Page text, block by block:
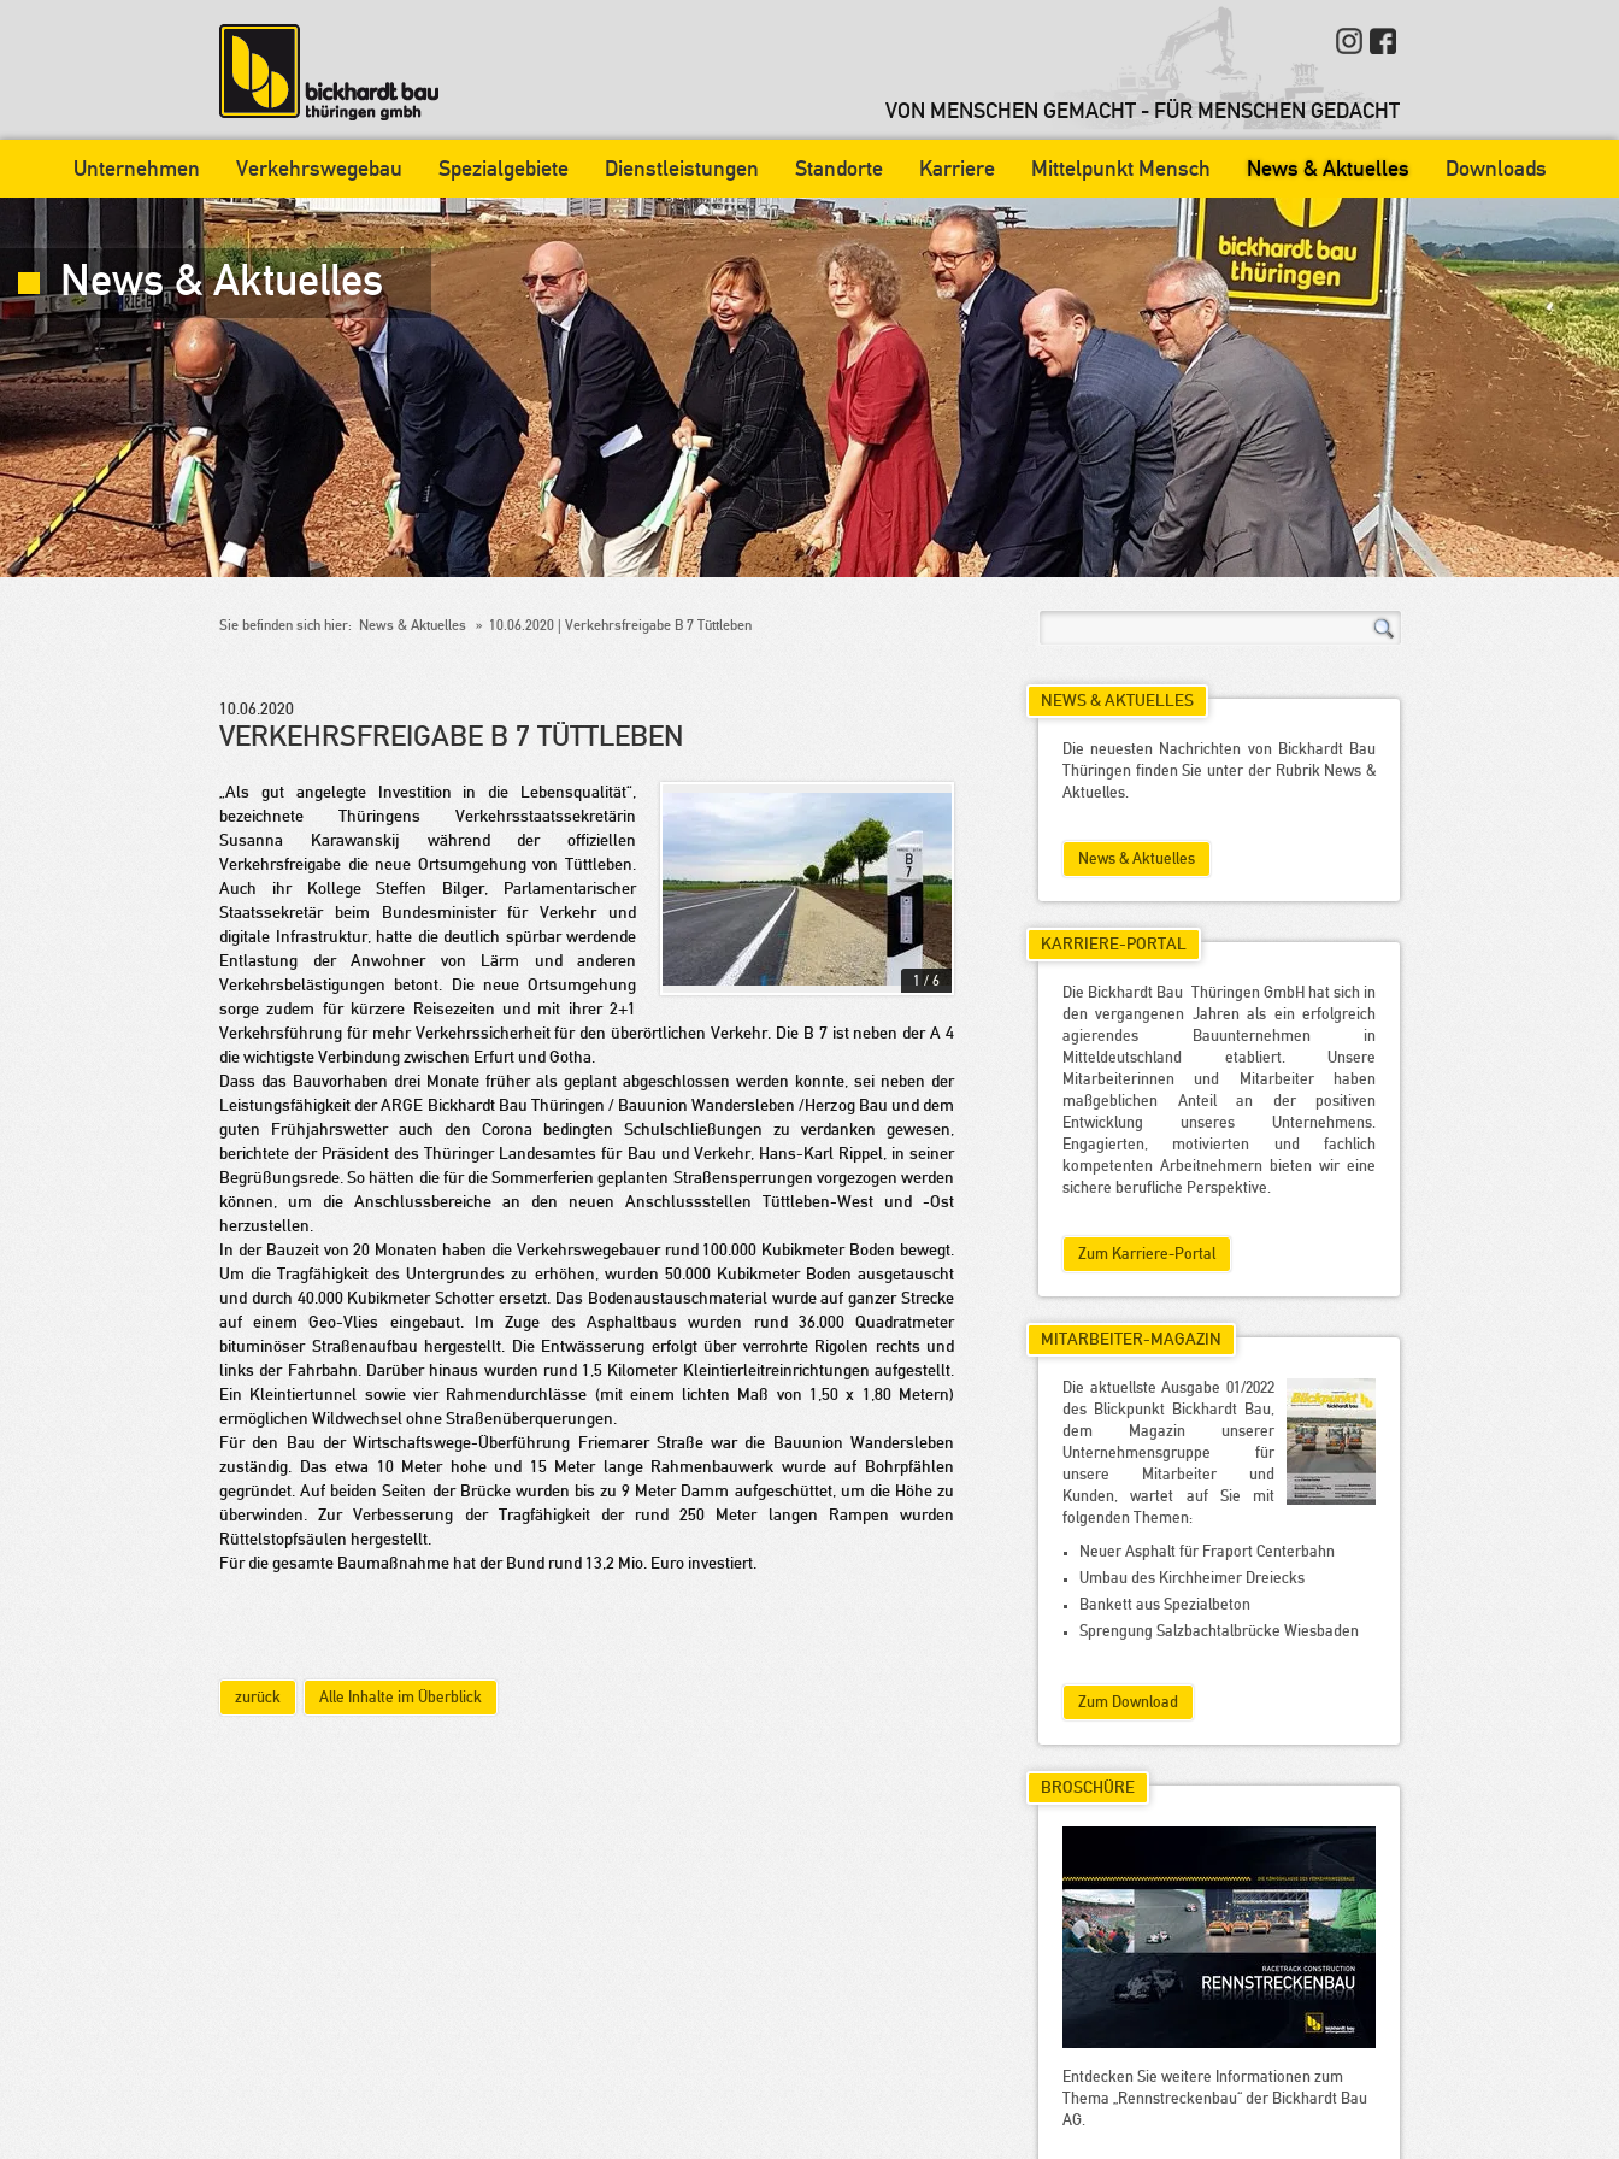
VON MENSCHEN GEMACHT - FÜR MENSCHEN GEDACHT
Unternehmen Verkehrswegebau Spezialgebiete Dienstleistungen Standorte Karriere Mittelpunkt Mensch News & Aktuelles Downloads
News & Aktuelles
Sie befinden sich hier: News & Aktuelles 10.06.2020 | Verkehrsfreigabe B 7 Tüttleben
10.06.2020
VERKEHRSFREIGABE B 7 TÜTTLEBEN
1 / 6
„Als gut angelegte Investition in die Lebensqualität“,
bezeichnete Thüringens Verkehrsstaatssekretärin
Susanna Karawanskij während der offiziellen
Verkehrsfreigabe die neue Ortsumgehung von Tüttleben.
Auch ihr Kollege Steffen Bilger, Parlamentarischer
Staatssekretär beim Bundesminister für Verkehr und
digitale Infrastruktur, hatte die deutlich spürbar werdende
Entlastung der Anwohner von Lärm und anderen
Verkehrsbelästigungen betont. Die neue Ortsumgehung
sorge zudem für kürzere Reisezeiten und mit ihrer 2+1
Verkehrsführung für mehr Verkehrssicherheit für den überörtlichen Verkehr. Die B 7 ist neben der A 4
die wichtigste Verbindung zwischen Erfurt und Gotha.
Dass das Bauvorhaben drei Monate früher als geplant abgeschlossen werden konnte, sei neben der
Leistungsfähigkeit der ARGE Bickhardt Bau Thüringen / Bauunion Wandersleben /Herzog Bau und dem
guten Frühjahrswetter auch den Corona bedingten Schulschließungen zu verdanken gewesen,
berichtete der Präsident des Thüringer Landesamtes für Bau und Verkehr, Hans-Karl Rippel, in seiner
Begrüßungsrede. So hätten die für die Sommerferien geplanten Straßensperrungen vorgezogen werden
können, um die Anschlussbereiche an den neuen Anschlussstellen Tüttleben-West und -Ost
herzustellen.
In der Bauzeit von 20 Monaten haben die Verkehrswegebauer rund 100.000 Kubikmeter Boden bewegt.
Um die Tragfähigkeit des Untergrundes zu erhöhen, wurden 50.000 Kubikmeter Boden ausgetauscht
und durch 40.000 Kubikmeter Schotter ersetzt. Das Bodenaustauschmaterial wurde auf ganzer Strecke
auf einem Geo-Vlies eingebaut. Im Zuge des Asphaltbaus wurden rund 36.000 Quadratmeter
bituminöser Straßenaufbau hergestellt. Die Entwässerung erfolgt über verrohrte Rigolen rechts und
links der Fahrbahn. Darüber hinaus wurden rund 1,5 Kilometer Kleintierleitreinrichtungen aufgestellt.
Ein Kleintiertunnel sowie vier Rahmendurchlässe (mit einem lichten Maß von 1,50 x 1,80 Metern)
ermöglichen Wildwechsel ohne Straßenüberquerungen.
Für den Bau der Wirtschaftswege-Überführung Friemarer Straße war die Bauunion Wandersleben
zuständig. Das etwa 10 Meter hohe und 15 Meter lange Rahmenbauwerk wurde auf Bohrpfählen
gegründet. Auf beiden Seiten der Brücke wurden bis zu 9 Meter Damm aufgeschüttet, um die Höhe zu
überwinden. Zur Verbesserung der Tragfähigkeit der rund 250 Meter langen Rampen wurden
Rüttelstopfsäulen hergestellt.
Für die gesamte Baumaßnahme hat der Bund rund 13,2 Mio. Euro investiert.
zurück Alle Inhalte im Überblick
NEWS & AKTUELLES
Die neuesten Nachrichten von Bickhardt Bau
Thüringen finden Sie unter der Rubrik News &
Aktuelles.
News & Aktuelles
KARRIERE-PORTAL
Die Bickhardt Bau Thüringen GmbH hat sich in
den vergangenen Jahren als ein erfolgreich
agierendes Bauunternehmen in
Mitteldeutschland etabliert. Unsere
Mitarbeiterinnen und Mitarbeiter haben
maßgeblichen Anteil an der positiven
Entwicklung unseres Unternehmens.
Engagierten, motivierten und fachlich
kompetenten Arbeitnehmern bieten wir eine
sichere berufliche Perspektive.
Zum Karriere-Portal
MITARBEITER-MAGAZIN
Die aktuellste Ausgabe 01/2022
des Blickpunkt Bickhardt Bau,
dem Magazin unserer
Unternehmensgruppe für
unsere Mitarbeiter und
Kunden, wartet auf Sie mit
folgenden Themen:
Neuer Asphalt für Fraport Centerbahn
Umbau des Kirchheimer Dreiecks
Bankett aus Spezialbeton
Sprengung Salzbachtalbrücke Wiesbaden
Zum Download
BROSCHÜRE
Entdecken Sie weitere Informationen zum
Thema „Rennstreckenbau“ der Bickhardt Bau
AG.